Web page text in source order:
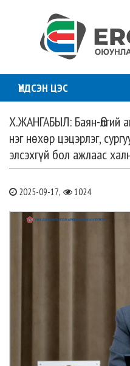
ҮНДСЭН ЦЭС
Х.ЖАНГАБЫЛ: Баян-Өлгий
нэг нөхөр цэцэрлэг,
элсэхгүй бол ажлаас
2025-09-17, 1024